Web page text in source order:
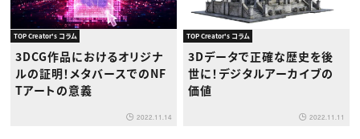
TOP Creator's コラム
3DCG作品におけるオリジナ
ルの証明！メタバースでのNF
Tアートの意義
2022.11.14
TOP Creator's コラム
3Dデータで正確な歴史を後
世に！デジタルアーカイブの
価値
2022.11.11